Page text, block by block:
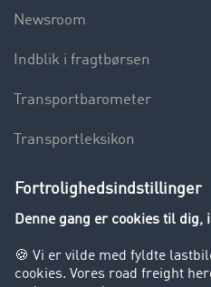
Newsroom
Indblik i fragtbørsen
Transportbarometer
Transportleksikon
Lastbilkørsel forbudt
Kunder hverver kunder